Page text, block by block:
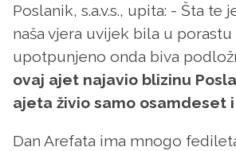
Poslanik, s.a.v.s., upita: - Šta
naša vjera uvijek bila u
upotpunjeno onda biva
ovaj ajet najavio blizinu
ajeta živio samo osamdeset
Dan Arefata ima mnogo